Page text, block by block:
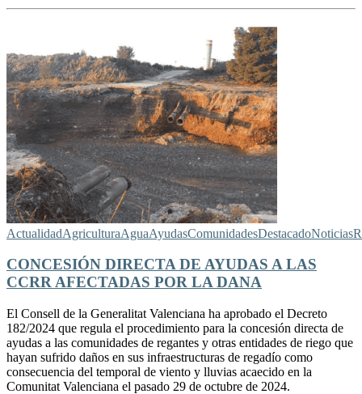
ActualidadAgriculturaAguaAyudasComunidadesDestacadoNoticias
CONCESIÓN DIRECTA DE AYUDAS A LAS
CCRR AFECTADAS POR LA DANA
El Consell de la Generalitat Valenciana ha aprobado el Decreto
182/2024 que regula el procedimiento para la concesión directa de
ayudas a las comunidades de regantes y otras entidades de riego que
hayan sufrido daños en sus infraestructuras de regadío como
consecuencia del temporal de viento y lluvias acaecido en la
Comunitat Valenciana el pasado 29 de octubre de 2024.